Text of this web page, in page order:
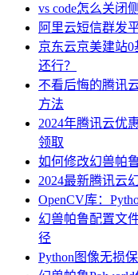
vs code怎么关闭
阿里云短信群发
京东云京美建站
还行？
不看后悔的腾讯
方法
2024年腾讯云优
领取
如何修改幻兽帕
2024最新腾讯云
OpenCV库：
幻兽帕鲁配置文
径
Python图像无损